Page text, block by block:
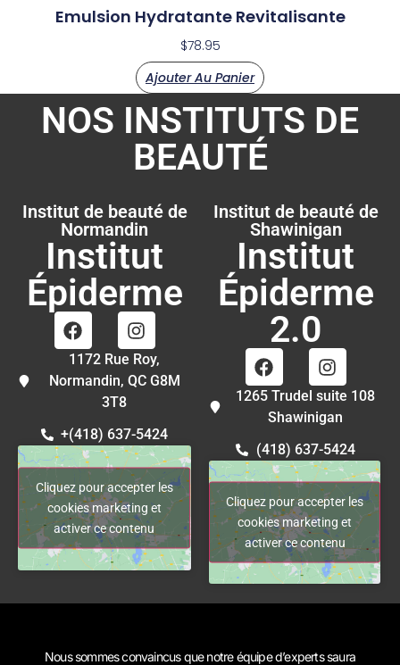
Emulsion Hydratante Revitalisante
$78.95
Ajouter Au Panier
NOS INSTITUTS DE
BEAUTÉ
Institut de beauté de
Normandin
Institut
Épiderme
1172 Rue Roy,
Normandin, QC G8M
3T8
+(418) 637-5424
Cliquez pour accepter les
cookies marketing et
activer ce contenu
Institut de beauté de
Shawinigan
Institut
Épiderme
2.0
1265 Trudel suite 108
Shawinigan
(418) 637-5424
Cliquez pour accepter les
cookies marketing et
activer ce contenu
Nous sommes convaincus que notre équipe d’experts saura